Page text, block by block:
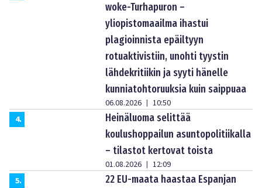
woke-Turhapuron –
yliopistomaailma ihastui
plagioinnista epäiltyyn
rotuaktivistiin, unohti tyystin
lähdekritiikin ja syyti hänelle
kunniatohtoruuksia kuin saippuaa
06.08.2026 | 10:50
4.
Heinäluoma selittää
koulushoppailun asuntopolitiikalla
– tilastot kertovat toista
01.08.2026 | 12:09
5.
22 EU-maata haastaa Espanjan